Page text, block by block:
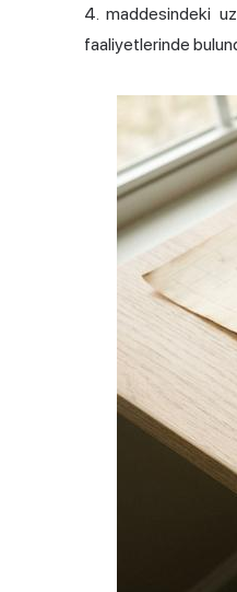
4. maddesindeki
faaliyetlerinde